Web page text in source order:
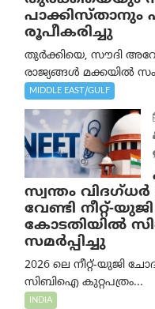
പാക്കിസ്താനും
രൂപീകരിച്ചു
തുർക്കിയെ, സൗദി
രാജ്യങ്ങൾ മക്കയിൽ
MIDDLE EAST/GULF
സ്വന്തം
വേണ്ടി നീറ്റ്-
കോടതിയില്‍
സമര്‍പ്പിച്ചു
2026 ലെ നീറ്റ്-യുജി
സിബിഐ കുറ്റപത്രം...
INDIA